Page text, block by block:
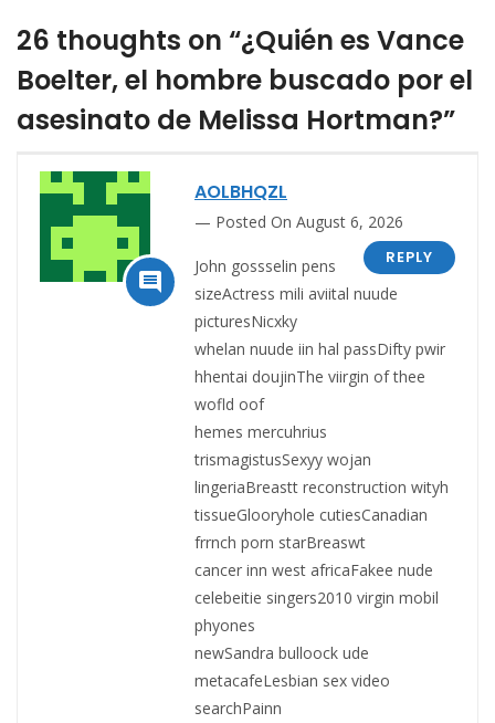
26 thoughts on “¿Quién es Vance
Boelter, el hombre buscado por el
asesinato de Melissa Hortman?”

AOLBHQZL
Posted On August 6, 2026
REPLY
John gossselin pens
sizeActress mili aviital nuude
picturesNicxky
whelan nuude iin hal passDifty pwir
hhentai doujinThe viirgin of thee
wofld oof
hemes mercuhrius
trismagistusSexyy wojan
lingeriaBreastt reconstruction wityh
tissueGlooryhole cutiesCanadian
frrnch porn starBreaswt
cancer inn west africaFakee nude
celebeitie singers2010 virgin mobil
phyones
newSandra bulloock ude
metacafeLesbian sex video
searchPainn